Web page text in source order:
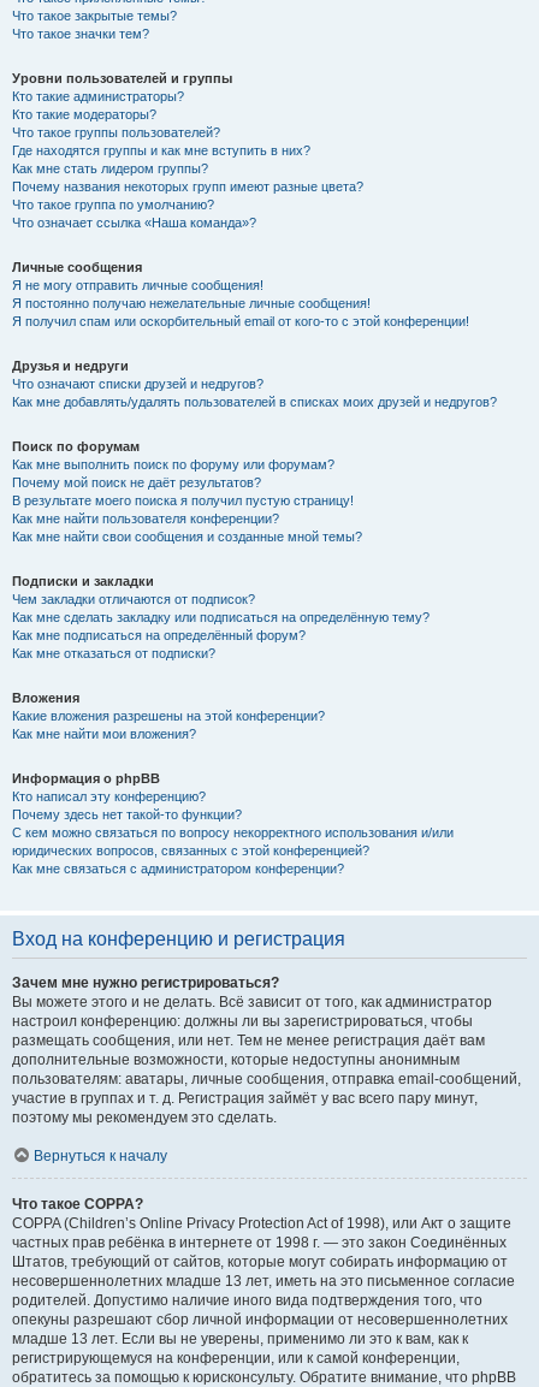
Что такое закрытые темы?
Что такое значки тем?
Уровни пользователей и группы
Кто такие администраторы?
Кто такие модераторы?
Что такое группы пользователей?
Где находятся группы и как мне вступить в них?
Как мне стать лидером группы?
Почему названия некоторых групп имеют разные цвета?
Что такое группа по умолчанию?
Что означает ссылка «Наша команда»?
Личные сообщения
Я не могу отправить личные сообщения!
Я постоянно получаю нежелательные личные сообщения!
Я получил спам или оскорбительный email от кого-то с этой конференции!
Друзья и недруги
Что означают списки друзей и недругов?
Как мне добавлять/удалять пользователей в списках моих друзей и недругов?
Поиск по форумам
Как мне выполнить поиск по форуму или форумам?
Почему мой поиск не даёт результатов?
В результате моего поиска я получил пустую страницу!
Как мне найти пользователя конференции?
Как мне найти свои сообщения и созданные мной темы?
Подписки и закладки
Чем закладки отличаются от подписок?
Как мне сделать закладку или подписаться на определённую тему?
Как мне подписаться на определённый форум?
Как мне отказаться от подписки?
Вложения
Какие вложения разрешены на этой конференции?
Как мне найти мои вложения?
Информация о phpBB
Кто написал эту конференцию?
Почему здесь нет такой-то функции?
С кем можно связаться по вопросу некорректного использования и/или
юридических вопросов, связанных с этой конференцией?
Как мне связаться с администратором конференции?
Вход на конференцию и регистрация
Зачем мне нужно регистрироваться?
Вы можете этого и не делать. Всё зависит от того, как администратор
настроил конференцию: должны ли вы зарегистрироваться, чтобы
размещать сообщения, или нет. Тем не менее регистрация даёт вам
дополнительные возможности, которые недоступны анонимным
пользователям: аватары, личные сообщения, отправка email-сообщений,
участие в группах и т. д. Регистрация займёт у вас всего пару минут,
поэтому мы рекомендуем это сделать.
Вернуться к началу
Что такое COPPA?
COPPA (Children’s Online Privacy Protection Act of 1998), или Акт о защите
частных прав ребёнка в интернете от 1998 г. — это закон Соединённых
Штатов, требующий от сайтов, которые могут собирать информацию от
несовершеннолетних младше 13 лет, иметь на это письменное согласие
родителей. Допустимо наличие иного вида подтверждения того, что
опекуны разрешают сбор личной информации от несовершеннолетних
младше 13 лет. Если вы не уверены, применимо ли это к вам, как к
регистрирующемуся на конференции, или к самой конференции,
обратитесь за помощью к юрисконсульту. Обратите внимание, что phpBB